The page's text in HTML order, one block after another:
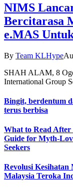
NIMS
Bercitarasa
e.MAS
By Team KLHype
SHAH ALAM, 8
International Group
Bingit, berdentum
terus berbisa
What to Read After
Guide for Myth-
Seekers
Revolusi
Malaysia Teroka